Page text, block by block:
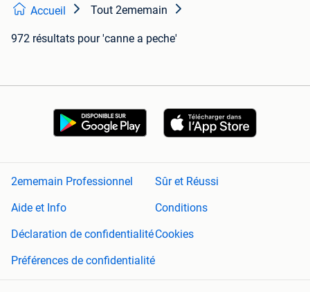
Accueil Tout 2ememain
972 résultats pour 'canne a peche'
2ememain Professionnel
Sûr et Réussi
Aide et Info
Conditions
Déclaration de confidentialitéCookies
Préférences de confidentialité